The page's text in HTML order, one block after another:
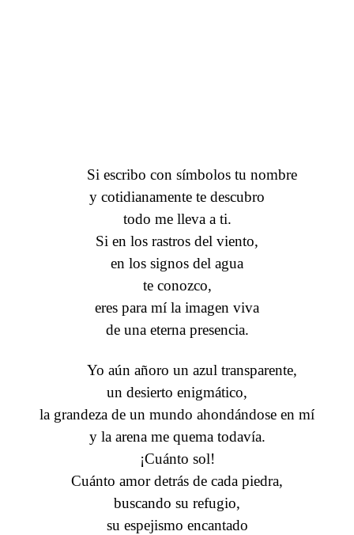
Si escribo con símbolos tu nombre
y cotidianamente te descubro
todo me lleva a ti.
Si en los rastros del viento,
en los signos del agua
te conozco,
eres para mí la imagen viva
de una eterna presencia.
Yo aún añoro un azul transparente,
un desierto enigmático,
la grandeza de un mundo ahondándose en mí
y la arena me quema todavía.
¡Cuánto sol!
Cuánto amor detrás de cada piedra,
buscando su refugio,
su espejismo encantado